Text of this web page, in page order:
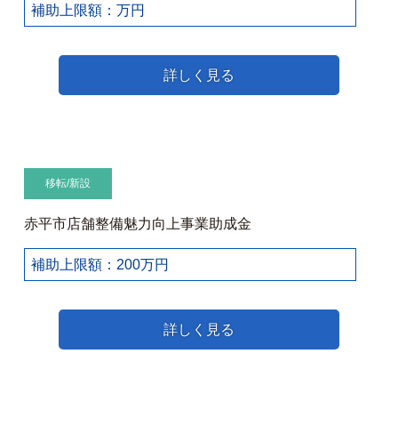
補助上限額：万円
詳しく見る
移転/新設
赤平市店舗整備魅力向上事業助成金
補助上限額：200万円
詳しく見る